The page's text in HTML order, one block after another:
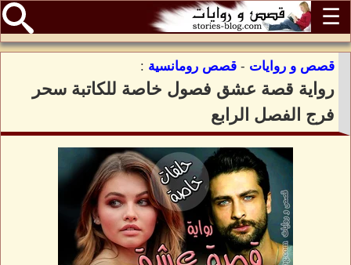
☰
قصص و روايات - قصص رومانسية :
رواية قصة عشق فصول خاصة للكاتبة سحر
فرج الفصل الرابع